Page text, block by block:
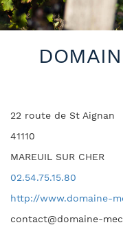
22 route de St Aignan
41110
MAREUIL SUR CHER
02.54.75.15.80
http://www.domaine-
contact@domaine-